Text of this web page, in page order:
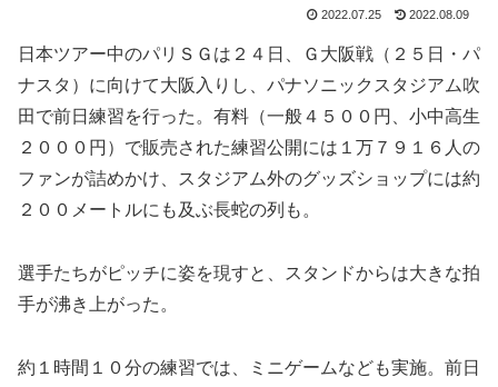
2022.07.25 2022.08.09
日本ツアー中のパリＳＧは２４日、Ｇ大阪戦（２５日・パ
ナスタ）に向けて大阪入りし、パナソニックスタジアム吹
田で前日練習を行った。有料（一般４５００円、小中高生
２０００円）で販売された練習公開には１万７９１６人の
ファンが詰めかけ、スタジアム外のグッズショップには約
２００メートルにも及ぶ長蛇の列も。
選手たちがピッチに姿を現すと、スタンドからは大きな拍
手が沸き上がった。
約１時間１０分の練習では、ミニゲームなども実施。前日